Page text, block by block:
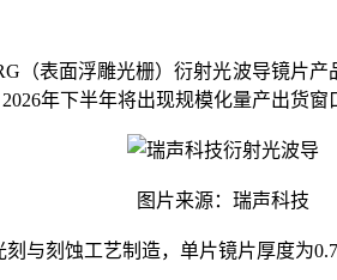
（表面浮雕光栅）衍射光波导镜片
年下半年将出现规模化量产出货窗
图片来源：瑞声科技
与刻蚀工艺制造，单片镜片厚度为